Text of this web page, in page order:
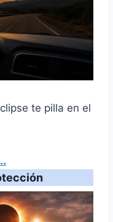
te pilla en el